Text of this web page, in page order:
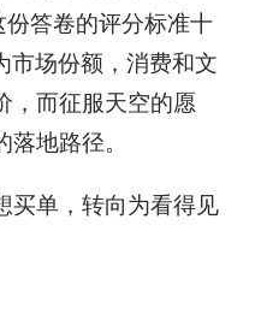
份答卷的评分标准十
市场份额，消费和文
，而征服天空的愿
地路径。
买单，转向为看得见